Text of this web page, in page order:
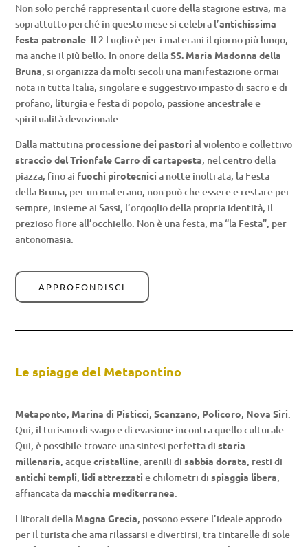
Non solo perché rappresenta il cuore della stagione estiva, ma
soprattutto perché in questo mese si celebra l’antichissima
festa patronale. Il 2 Luglio è per i materani il giorno più lungo,
ma anche il più bello. In onore dellaSS. Maria Madonna della
Bruna, si organizza da molti secoli una manifestazione ormai
nota in tutta Italia, singolare e suggestivo impasto di sacro e di
profano, liturgia e festa di popolo, passione ancestrale e
spiritualità devozionale.
Dalla mattutina processione dei pastori al violento e collettivo
straccio del Trionfale Carro di cartapesta, nel centro della
piazza, fino ai fuochi pirotecnici a notte inoltrata, la Festa
della Bruna, per un materano, non può che essere e restare per
sempre, insieme ai Sassi, l’orgoglio della propria identità, il
prezioso fiore all’occhiello. Non è una festa, ma “la Festa”, per
antonomasia.
APPROFONDISCI
Le spiagge del Metapontino
Metaponto, Marina di Pisticci,Scanzano, Policoro, Nova Siri.
Qui, il turismo di svago e di evasione incontra quello culturale.
Qui, è possibile trovare una sintesi perfetta distoria
millenaria, acquecristalline, arenili di sabbia dorata, resti di
antichi templi, lidi attrezzati e chilometri dispiaggia libera,
affiancata da macchia mediterranea.
I litorali della Magna Grecia, possono essere l’ideale approdo
per il turista che ama rilassarsi e divertirsi, tra tintarelle di sole